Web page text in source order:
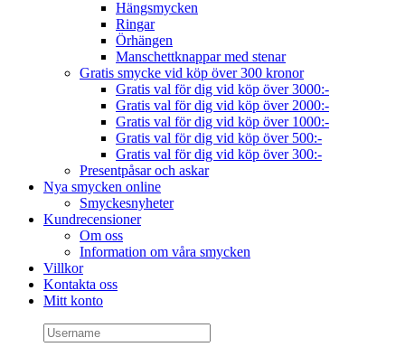
Hängsmycken
Ringar
Örhängen
Manschettknappar med stenar
Gratis smycke vid köp över 300 kronor
Gratis val för dig vid köp över 3000:-
Gratis val för dig vid köp över 2000:-
Gratis val för dig vid köp över 1000:-
Gratis val för dig vid köp över 500:-
Gratis val för dig vid köp över 300:-
Presentpåsar och askar
Nya smycken online
Smyckesnyheter
Kundrecensioner
Om oss
Information om våra smycken
Villkor
Kontakta oss
Mitt konto